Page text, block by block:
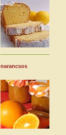
narancsos